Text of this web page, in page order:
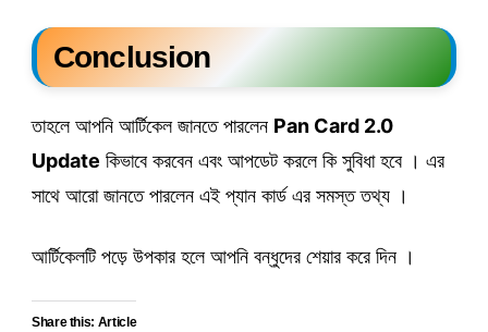
Conclusion
তাহলে আপনি আর্টিকেল জানতে পারলেন Pan Card 2.0
Update কিভাবে করবেন এবং আপডেট করলে কি সুবিধা হবে । এর
সাথে আরো জানতে পারলেন এই প্যান কার্ড এর সমস্ত তথ্য ।
আর্টিকেলটি পড়ে উপকার হলে আপনি বন্ধুদের শেয়ার করে দিন ।
Share this: Article